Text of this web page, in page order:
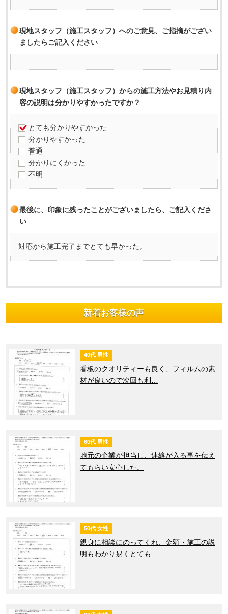
現地スタッフ（施工スタッフ）へのご意見、ご指摘がござい
ましたらご記入ください
現地スタッフ（施工スタッフ）からの施工方法やお見積り内
容の説明は分かりやすかったですか？
とても分かりやすかった
分かりやすかった
普通
分かりにくかった
不明
最後に、印象に残ったことがございましたら、ご記入くださ
い
対応から施工完了までとても早かった。
新着お客様の声
40代 男性
看板のクオリティーも良く、フィルムの素
材が良いので次回も利…
60代 男性
地元の企業が担当し、連絡が入る事を伝え
てもらい安心した。
50代 女性
親身に相談にのってくれ、金額・施工の説
明もわかり易くとても…